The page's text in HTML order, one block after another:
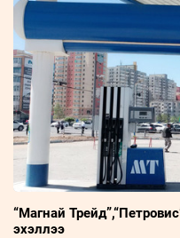
“Магнай
эхэллээ